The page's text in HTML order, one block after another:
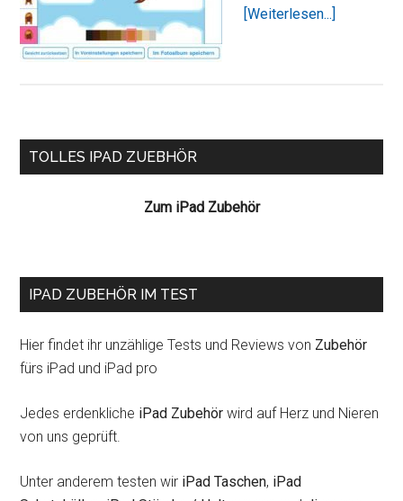
[Weiterlesen...]
Seitenspalte
TOLLES IPAD ZUEBHÖR
Zum iPad Zubehör
IPAD ZUBEHÖR IM TEST
Hier findet ihr unzählige Tests und Reviews von Zubehör
fürs iPad und iPad pro
Jedes erdenkliche iPad Zubehör wird auf Herz und Nieren
von uns geprüft.
Unter anderem testen wir iPad Taschen, iPad